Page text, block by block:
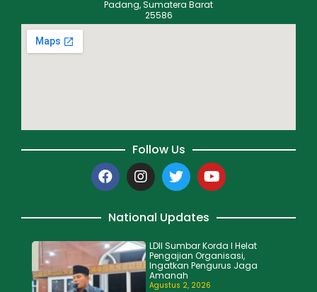
Padang, Sumatera Barat
25586
Follow Us
National Updates
LDII Sumbar Korda I Helat
Pengajian Organisasi,
Ingatkan Pengurus Jaga
Amanah
Agustus 2, 2026